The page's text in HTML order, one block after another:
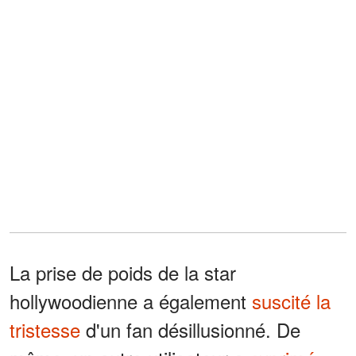
La prise de poids de la star
hollywoodienne a également suscité la
tristesse d'un fan désillusionné. De